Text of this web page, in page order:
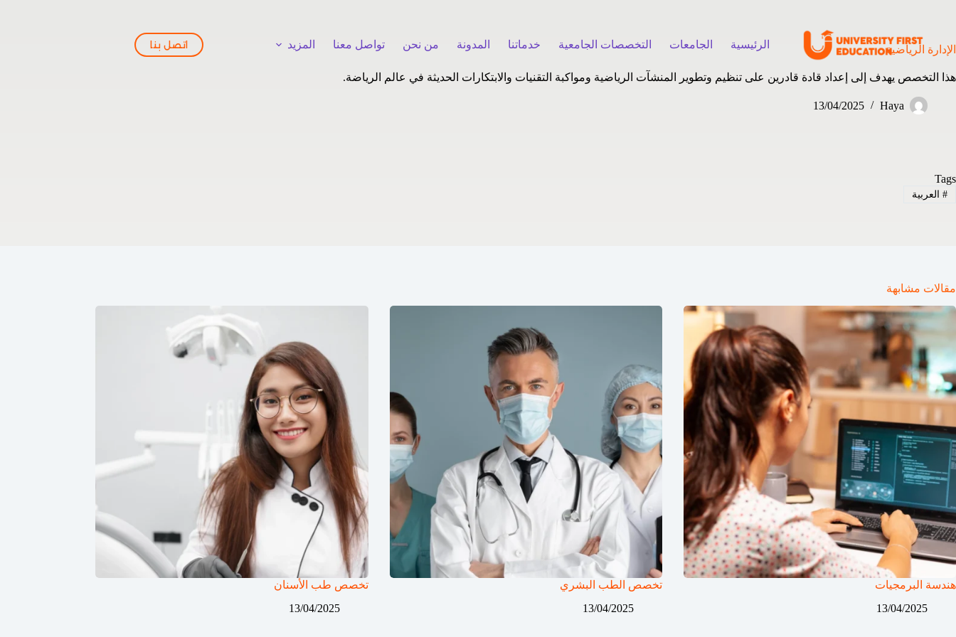
الرئيسية الجامعات التخصصات الجامعية خدماتنا المدونة من نحن تواصل معنا المزيد اتصل بنا الإدارة الرياضية
هذا التخصص يهدف إلى إعداد قادة قادرين على تنظيم وتطوير المنشآت الرياضية ومواكبة التقنيات والابتكارات الحديثة في عالم الرياضة.
Haya
13/04/2025
Tags
#العربية
مقالات مشابهة
هندسة البرمجيات
13/04/2025
تخصص الطب البشري​
13/04/2025
تخصص طب الأسنان​
13/04/2025